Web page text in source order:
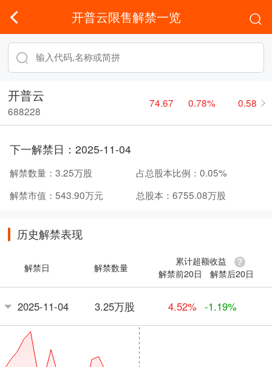
开普云限售解禁一览
开普云
688228
74.67 0.78% 0.58
下一解禁日： 2025-11-04
解禁数量： 3.25万股 占总股本比例： 0.05%
解禁市值： 543.90万元 总股本： 6755.08万股
历史解禁表现
解禁日 解禁数量
累计超额收益
解禁前20日
解禁后20日
2025-11-04 3.25万股 4.52% -1.19%